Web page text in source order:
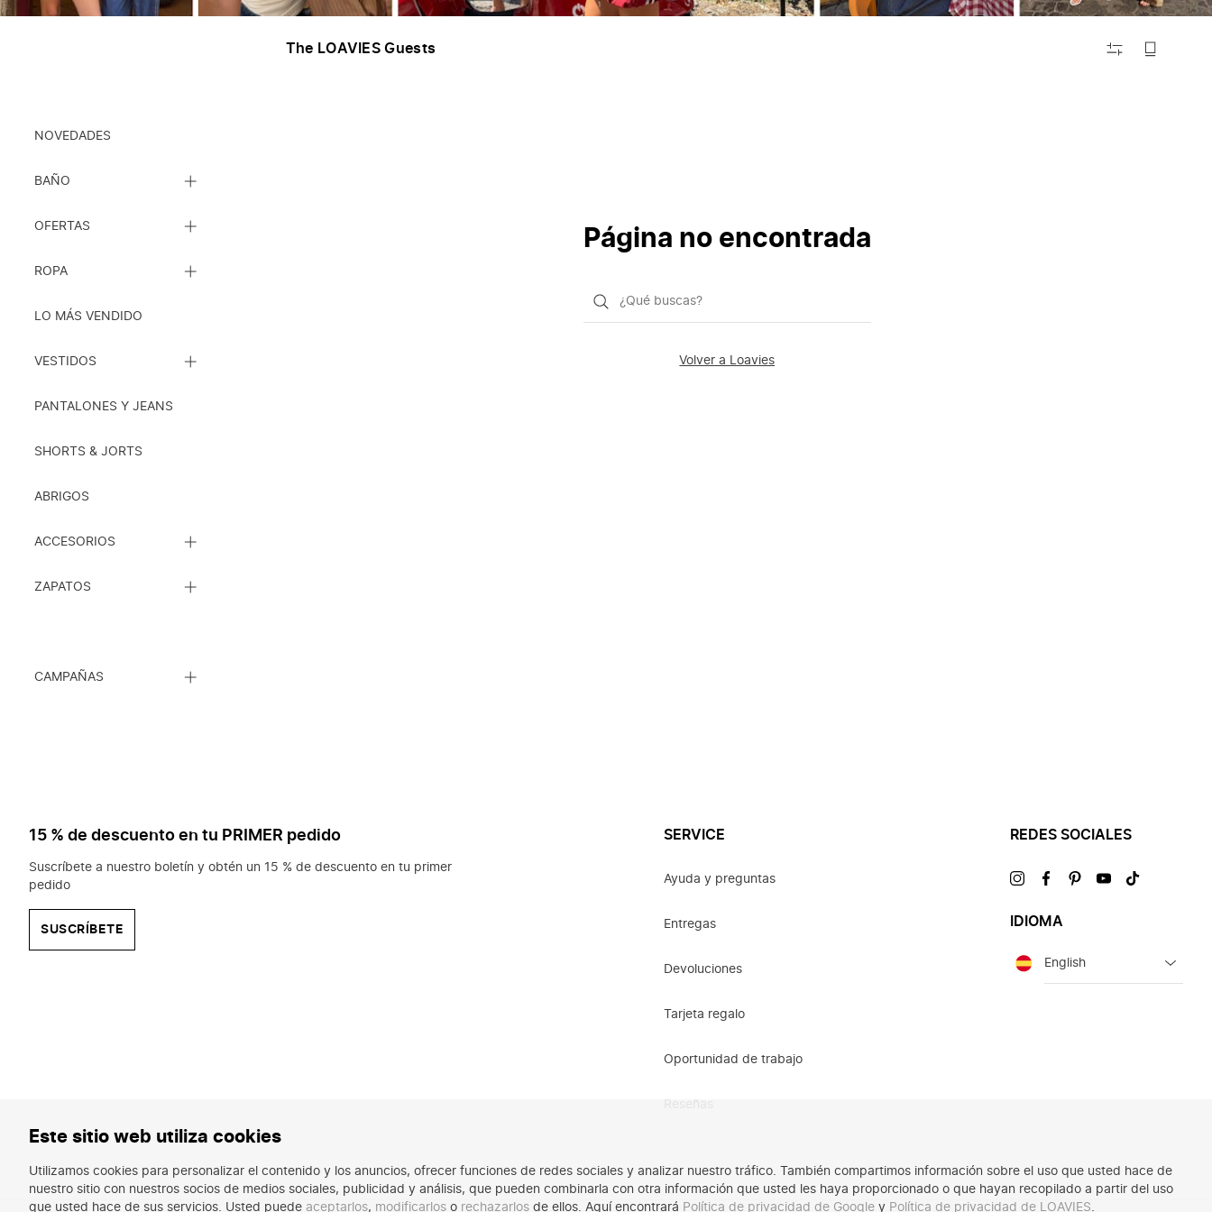
Este sitio web utiliza cookies
Utilizamos cookies para personalizar el contenido y los anuncios, ofrecer funciones de redes sociales y analizar nuestro tráfico. También compartimos información sobre el uso que usted hace de
nuestro sitio con nuestros socios de medios sociales, publicidad y análisis, que pueden combinarla con otra información que usted les haya proporcionado o que hayan recopilado a partir del uso
que usted hace de sus servicios. Usted puede aceptarlos, modificarlos o rechazarlos de ellos. Aquí encontrará Política de privacidad de Google y Política de privacidad de LOAVIES.
NOVEDADES
BAÑO
LISTA
SUBCATEGORÍAS
OFERTAS
LISTA
SUBCATEGORÍAS
ROPA
LISTA
LO MÁS VENDIDO
VESTIDOS
LISTA
PANTALONES Y JEANS
SHORTS & JORTS
ABRIGOS
ACCESORIOS
LISTA
SUBCATEGORÍAS
ZAPATOS
LISTA
CAMPAÑAS
LISTA
The LOAVIES Guests
FILTRAR
Página no encontrada
¿Qué
Volver a Loavies
15 % de descuento en tu PRIMER pedido
Suscríbete a nuestro boletín y obtén un 15 % de descuento en tu primer
pedido
SUSCRÍBETE
SERVICE
Ayuda y preguntas
Entregas
Devoluciones
Tarjeta regalo
Oportunidad de trabajo
REDES SOCIALES
VisítanosVisítanosVisítanosVisítanosVisítanos
IDIOMA
Idioma